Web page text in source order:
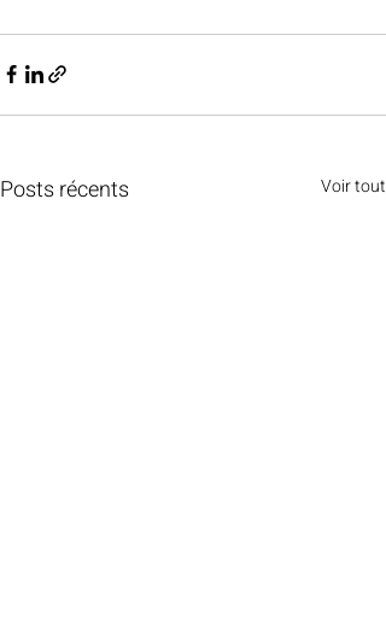
Posts récents Voir tout